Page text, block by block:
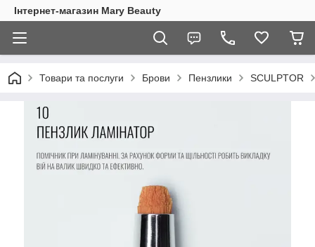
Інтернет-магазин Mary Beauty
Товари та послуги Брови Пензлики SCULPTOR